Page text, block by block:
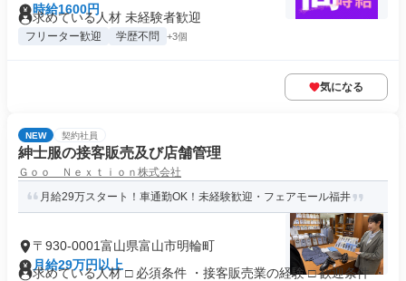
時給1600円
求めている人材 未経験者歓迎
フリーター歓迎 学歴不問 +3個
気になる
NEW 契約社員
紳士服の接客販売及び店舗管理
Ｇｏｏ Ｎｅｘｔｉｏｎ株式会社
月給29万スタート！車通勤OK！未経験歓迎・フェアモール福井
〒930-0001富山県富山市明輪町
月給29万円以上
求めている人材 □ 必須条件 ・接客販売業の経験 □ 歓迎条件 ・